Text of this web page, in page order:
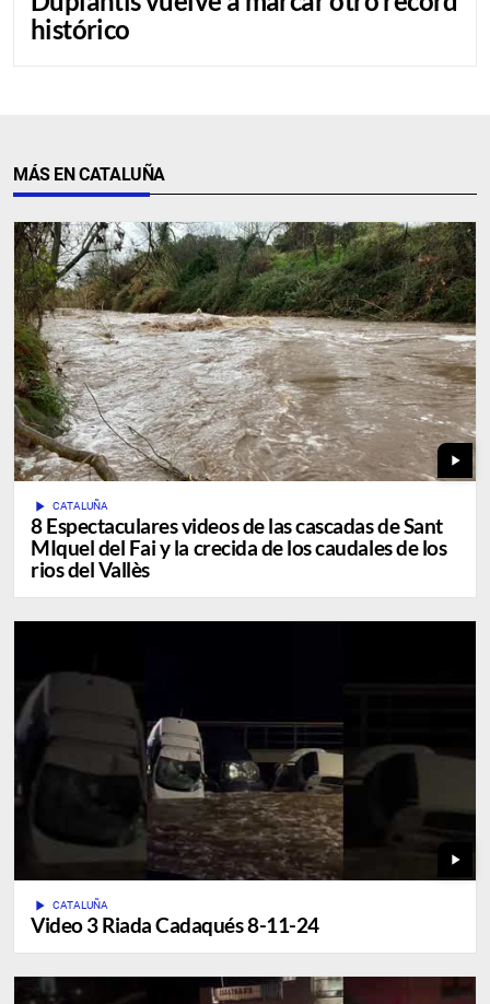
histórico
MÁS EN CATALUÑA
play_arrow
play_arrow CATALUÑA
8 Espectaculares videos de las cascadas de Sant
MIquel del Fai y la crecida de los caudales de los
rios del Vallès
play_arrow
play_arrow CATALUÑA
Video 3 Riada Cadaqués 8-11-24